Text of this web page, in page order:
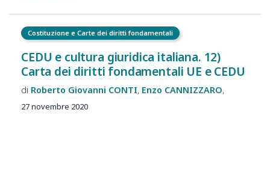
Costituzione e Carte dei diritti fondamentali
CEDU e cultura giuridica italiana. 12)
Carta dei diritti fondamentali UE e CEDU
Roberto Giovanni CONTI Enzo CANNIZZARO
27 novembre 2020